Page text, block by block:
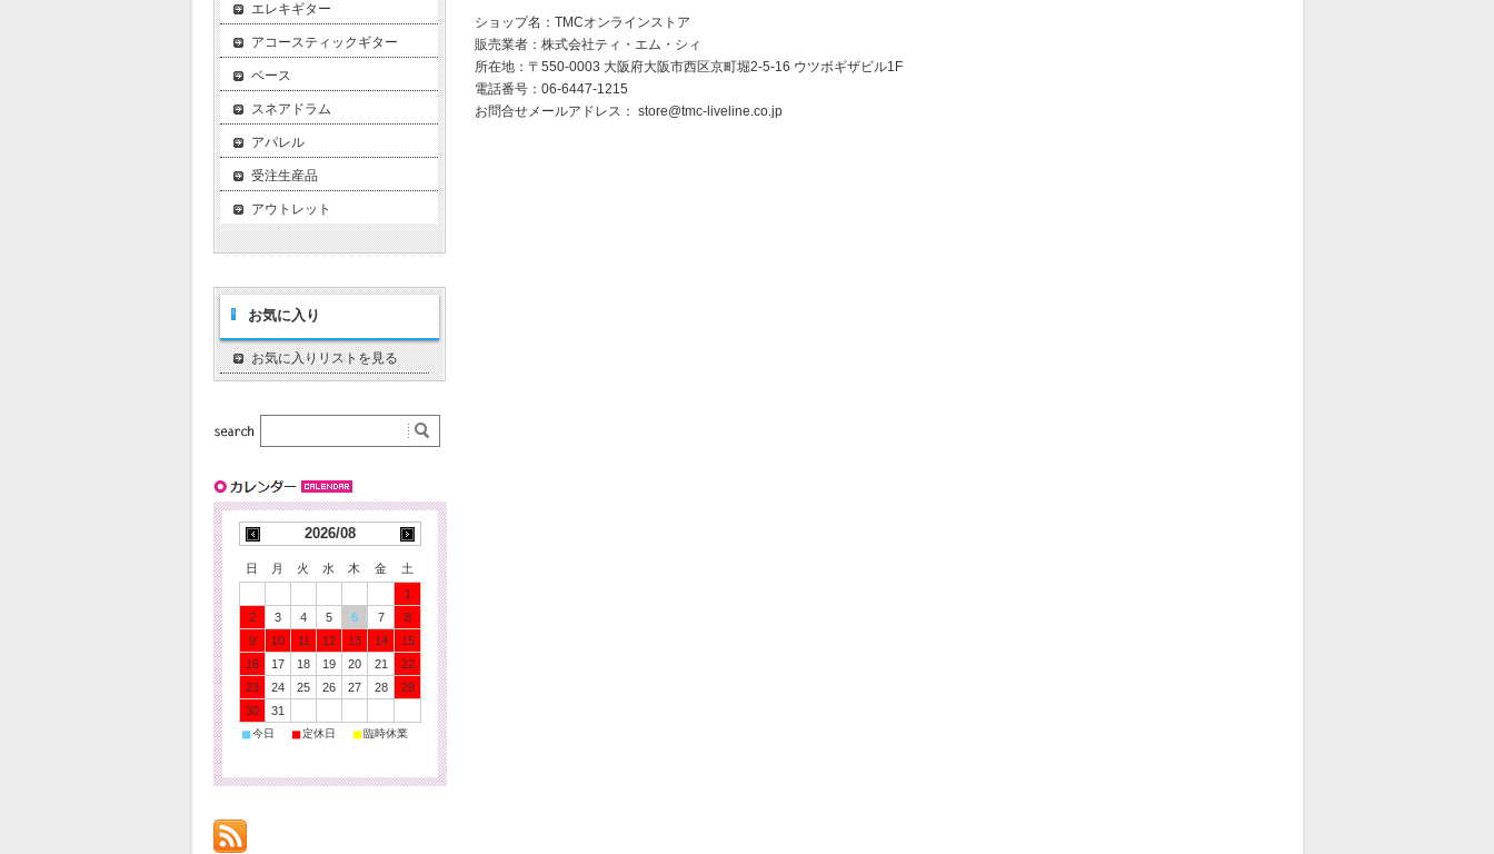
ショップ名：TMCオンラインストア
販売業者：株式会社ティ・エム・シィ
所在地：〒550-0003 大阪府大阪市西区京町堀2-5-16 ウツボギザビル1F
電話番号：06-6447-1215
お問合せメールアドレス： store@tmc-liveline.co.jp
エレキギター
アコースティックギター
ベース
スネアドラム
アパレル
受注生産品
アウトレット
お気に入り
お気に入りリストを見る
2026/08
日 月 火 水 木 金
土
1
2
3 4 5 6 7
8
9
10 11 12 13 14
15
16
17 18 19 20 21
22
23
24 25 26 27 28
29
30
31
■ 今日 ■ 定休日 ■ 臨時休業